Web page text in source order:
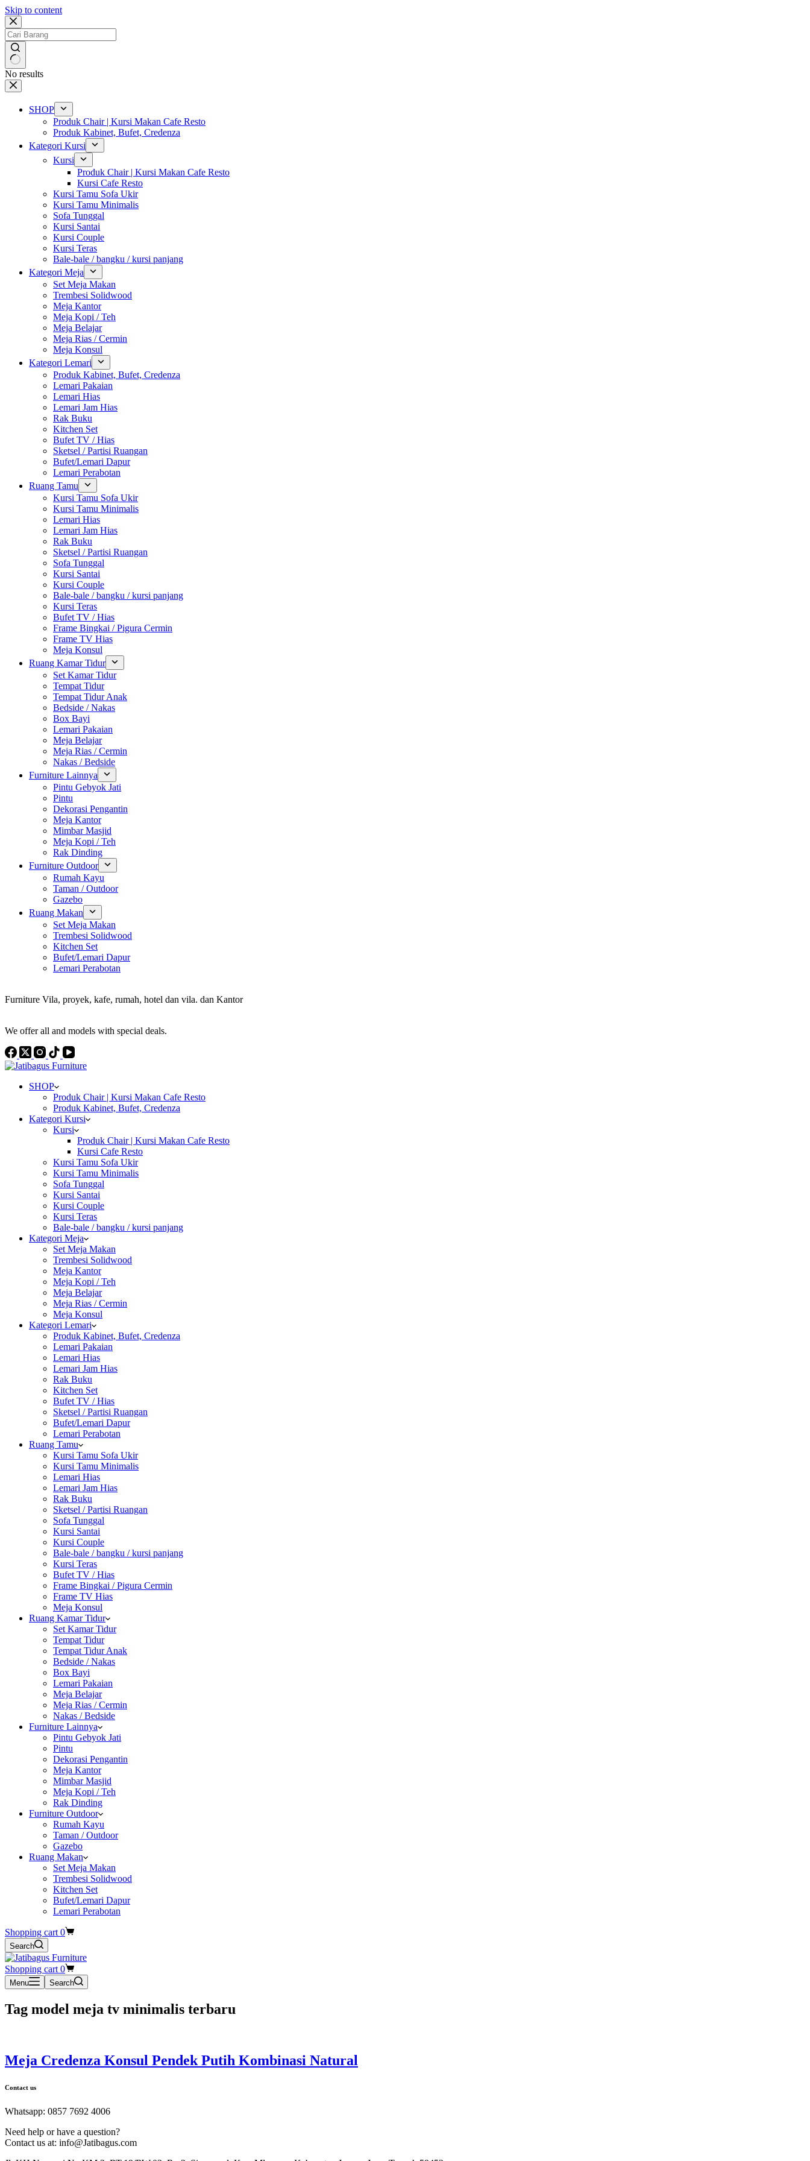
Skip to content
No results
SHOP
Produk Chair | Kursi Makan Cafe Resto
Produk Kabinet, Bufet, Credenza
Kategori Kursi
Kursi
Produk Chair | Kursi Makan Cafe Resto
Kursi Cafe Resto
Kursi Tamu Sofa Ukir
Kursi Tamu Minimalis
Sofa Tunggal
Kursi Santai
Kursi Couple
Kursi Teras
Bale-bale / bangku / kursi panjang
Kategori Meja
Set Meja Makan
Trembesi Solidwood
Meja Kantor
Meja Kopi / Teh
Meja Belajar
Meja Rias / Cermin
Meja Konsul
Kategori Lemari
Produk Kabinet, Bufet, Credenza
Lemari Pakaian
Lemari Hias
Lemari Jam Hias
Rak Buku
Kitchen Set
Bufet TV / Hias
Sketsel / Partisi Ruangan
Bufet/Lemari Dapur
Lemari Perabotan
Ruang Tamu
Kursi Tamu Sofa Ukir
Kursi Tamu Minimalis
Lemari Hias
Lemari Jam Hias
Rak Buku
Sketsel / Partisi Ruangan
Sofa Tunggal
Kursi Santai
Kursi Couple
Bale-bale / bangku / kursi panjang
Kursi Teras
Bufet TV / Hias
Frame Bingkai / Pigura Cermin
Frame TV Hias
Meja Konsul
Ruang Kamar Tidur
Set Kamar Tidur
Tempat Tidur
Tempat Tidur Anak
Bedside / Nakas
Box Bayi
Lemari Pakaian
Meja Belajar
Meja Rias / Cermin
Nakas / Bedside
Furniture Lainnya
Pintu Gebyok Jati
Pintu
Dekorasi Pengantin
Meja Kantor
Mimbar Masjid
Meja Kopi / Teh
Rak Dinding
Furniture Outdoor
Rumah Kayu
Taman / Outdoor
Gazebo
Ruang Makan
Set Meja Makan
Trembesi Solidwood
Kitchen Set
Bufet/Lemari Dapur
Lemari Perabotan
Furniture Vila, proyek, kafe, rumah, hotel dan vila. dan Kantor
We offer all and models with special deals.
SHOP
Produk Chair | Kursi Makan Cafe Resto
Produk Kabinet, Bufet, Credenza
Kategori Kursi
Kursi
Produk Chair | Kursi Makan Cafe Resto
Kursi Cafe Resto
Kursi Tamu Sofa Ukir
Kursi Tamu Minimalis
Sofa Tunggal
Kursi Santai
Kursi Couple
Kursi Teras
Bale-bale / bangku / kursi panjang
Kategori Meja
Set Meja Makan
Trembesi Solidwood
Meja Kantor
Meja Kopi / Teh
Meja Belajar
Meja Rias / Cermin
Meja Konsul
Kategori Lemari
Produk Kabinet, Bufet, Credenza
Lemari Pakaian
Lemari Hias
Lemari Jam Hias
Rak Buku
Kitchen Set
Bufet TV / Hias
Sketsel / Partisi Ruangan
Bufet/Lemari Dapur
Lemari Perabotan
Ruang Tamu
Kursi Tamu Sofa Ukir
Kursi Tamu Minimalis
Lemari Hias
Lemari Jam Hias
Rak Buku
Sketsel / Partisi Ruangan
Sofa Tunggal
Kursi Santai
Kursi Couple
Bale-bale / bangku / kursi panjang
Kursi Teras
Bufet TV / Hias
Frame Bingkai / Pigura Cermin
Frame TV Hias
Meja Konsul
Ruang Kamar Tidur
Set Kamar Tidur
Tempat Tidur
Tempat Tidur Anak
Bedside / Nakas
Box Bayi
Lemari Pakaian
Meja Belajar
Meja Rias / Cermin
Nakas / Bedside
Furniture Lainnya
Pintu Gebyok Jati
Pintu
Dekorasi Pengantin
Meja Kantor
Mimbar Masjid
Meja Kopi / Teh
Rak Dinding
Furniture Outdoor
Rumah Kayu
Taman / Outdoor
Gazebo
Ruang Makan
Set Meja Makan
Trembesi Solidwood
Kitchen Set
Bufet/Lemari Dapur
Lemari Perabotan
Shopping cart 0
Search
Shopping cart 0
Menu Search
Tag model meja tv minimalis terbaru
Meja Credenza Konsul Pendek Putih Kombinasi Natural
Contact us
Whatsapp: 0857 7692 4006
Need help or have a question?
Contact us at: info@Jatibagus.com